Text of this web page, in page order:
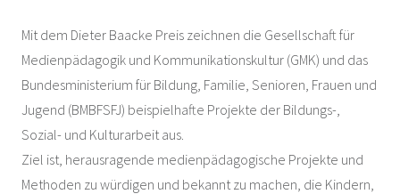
Mit dem Dieter Baacke Preis zeichnen die Gesellschaft für
Medienpädagogik und Kommunikationskultur (GMK) und das
Bundesministerium für Bildung, Familie, Senioren, Frauen und
Jugend (BMBFSFJ) beispielhafte Projekte der Bildungs-,
Sozial- und Kulturarbeit aus.
Ziel ist, herausragende medienpädagogische Projekte und
Methoden zu würdigen und bekannt zu machen, die Kindern,